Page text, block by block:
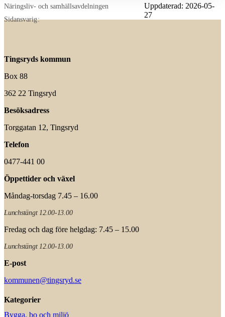
Näringsliv- och samhällsavdelningen
Sidansvarig
Uppdaterad: 2026-05-
27
Tingsryds kommun
Box 88
362 22 Tingsryd
Besöksadress
Torggatan 12, Tingsryd
Telefon
0477-441 00
Öppettider och växel
Måndag-torsdag 7.45 – 16.00
Lunchstängt 12.00-13.00
Fredag och dag före helgdag: 7.45 – 15.00
Lunchstängt 12.00-13.00
E-post
kommunen@tingsryd.se
Kategorier
Bygga, bo och miljö